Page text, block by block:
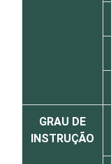
GRAU DE
INSTRUÇÃO